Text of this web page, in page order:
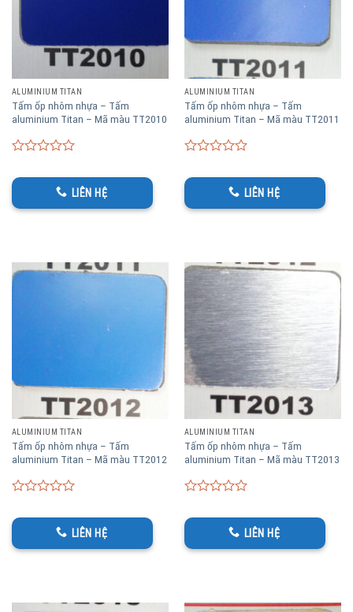
ALUMINIUM TITAN
Tấm ốp nhôm nhựa – Tấm
aluminium Titan – Mã màu TT2010
out
of
5
LIÊN HỆ
ALUMINIUM TITAN
Tấm ốp nhôm nhựa – Tấm
aluminium Titan – Mã màu TT2011
out
of
5
LIÊN HỆ
ALUMINIUM TITAN
Tấm ốp nhôm nhựa – Tấm
aluminium Titan – Mã màu TT2012
out
of
5
LIÊN HỆ
ALUMINIUM TITAN
Tấm ốp nhôm nhựa – Tấm
aluminium Titan – Mã màu TT2013
out
of
5
LIÊN HỆ